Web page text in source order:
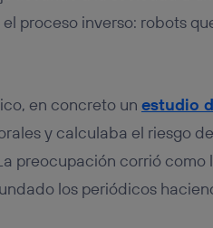
proceso inverso: robots
en concreto un estudio
y calculaba el riesgo
preocupación corrió como
los periódicos
de la tecnología recibirá el
del móvil.
Utiq seleccionando “Administrar
el
portal de privacidad de Utiq
de privacidad de Utiq.